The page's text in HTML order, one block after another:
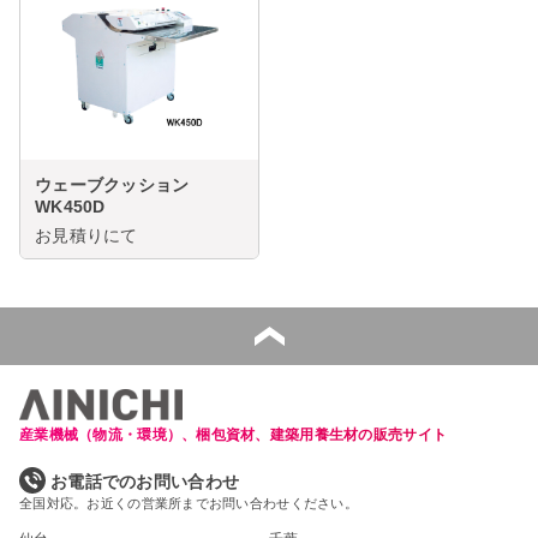
ウェーブクッション
WK450D
お見積りにて
産業機械（物流・環境）、梱包資材、建築用養生材の販売サイト
お電話でのお問い合わせ
全国対応。お近くの営業所までお問い合わせください。